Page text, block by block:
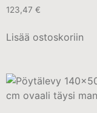
123,47 €
Lisää ostoskoriin